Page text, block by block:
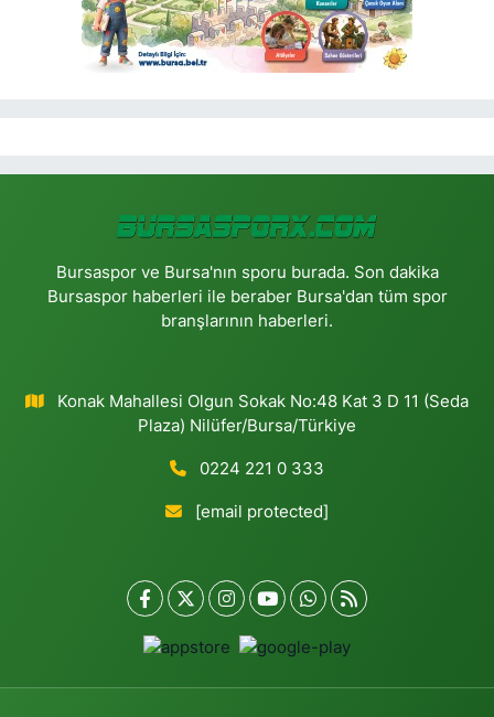
Bursaspor ve Bursa'nın sporu burada. Son dakika
Bursaspor haberleri ile beraber Bursa'dan tüm spor
branşlarının haberleri.
Konak Mahallesi Olgun Sokak No:48 Kat 3 D 11 (Seda
Plaza) Nilüfer/Bursa/Türkiye
0224 221 0 333
[email protected]